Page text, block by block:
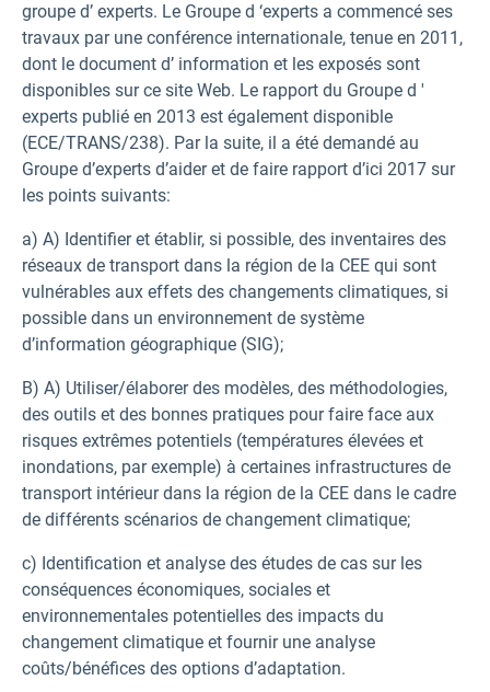
groupe d’ experts. Le Groupe d ‘experts a commencé ses
travaux par une conférence internationale, tenue en 2011,
dont le document d’ information et les exposés sont
disponibles sur ce site Web. Le rapport du Groupe d '
experts publié en 2013 est également disponible
(ECE/TRANS/238). Par la suite, il a été demandé au
Groupe d’experts d’aider et de faire rapport d’ici 2017 sur
les points suivants:
a) A) Identifier et établir, si possible, des inventaires des
réseaux de transport dans la région de la CEE qui sont
vulnérables aux effets des changements climatiques, si
possible dans un environnement de système
d’information géographique (SIG);
B) A) Utiliser/élaborer des modèles, des méthodologies,
des outils et des bonnes pratiques pour faire face aux
risques extrêmes potentiels (températures élevées et
inondations, par exemple) à certaines infrastructures de
transport intérieur dans la région de la CEE dans le cadre
de différents scénarios de changement climatique;
c) Identification et analyse des études de cas sur les
conséquences économiques, sociales et
environnementales potentielles des impacts du
changement climatique et fournir une analyse
coûts/bénéfices des options d’adaptation.